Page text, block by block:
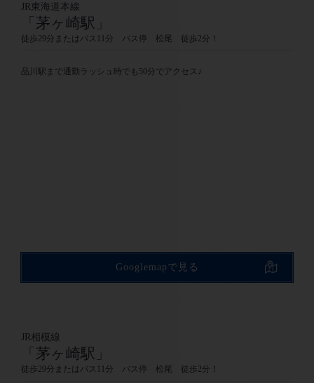
JR東海道本線
「茅ヶ崎駅」
徒歩29分またはバス11分 バス停 松尾 徒歩2分！
品川駅まで通勤ラッシュ時でも50分でアクセス♪
Googlemapで見る
JR相模線
「茅ヶ崎駅」
徒歩29分またはバス11分 バス停 松尾 徒歩2分！